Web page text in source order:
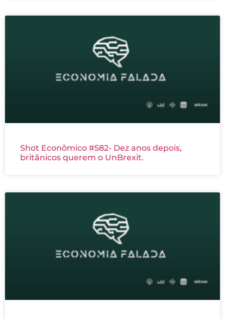
Shot Econômico #582- Dez anos depois,
britânicos querem o UnBrexit.